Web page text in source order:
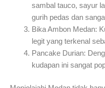
sambal tauco, sayur
gurih pedas dan
Bika Ambon Medan:
legit yang terkenal
Pancake Durian:
kudapan ini sangat